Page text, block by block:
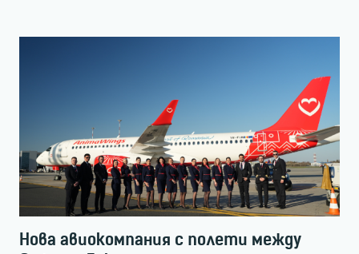
Нова авиокомпания с полети между